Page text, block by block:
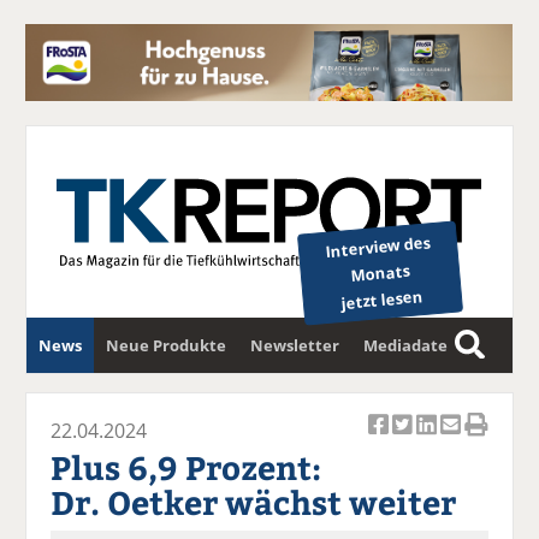
Interview des
Monats
jetzt lesen
News Neue Produkte Newsletter Mediadaten
S
u
c
k k k k
22.04.2024
Plus 6,9 Prozent:
Dr. Oetker wächst weiter